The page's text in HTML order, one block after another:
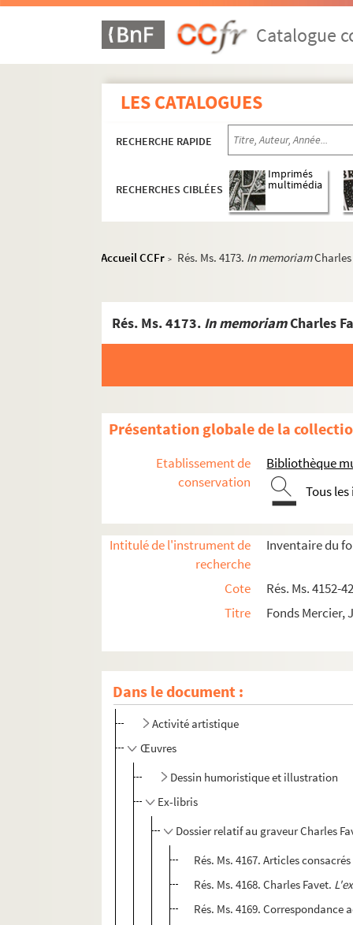
Catalogue
LES CATALOGUES
RECHERCHE RAPIDE
RECHERCHES CIBLÉES
Imprimés
multimédia
Accueil CCFr > Rés. Ms. 4173. In memoriamCharles
Rés. Ms. 4173. In memoriamCharles
Présentation globale de la
Etablissement de
conservation
Bibliothèque
Tous
Intitulé de l'instrument de
recherche
Inventaire du
Cote
Rés. Ms. 4152-
Titre
Fonds Mercier,
Dans le document :
Papiers personnels et familiaux
Archives professionnelles et artistiques
Activité artistique
Œuvres
Dessin humoristique et illustration
Ex-libris
Dossier relatif au graveur Charles
Rés. Ms. 4167. Articles
Rés. Ms. 4168. Charles Favet.
Rés. Ms. 4169. Correspondance